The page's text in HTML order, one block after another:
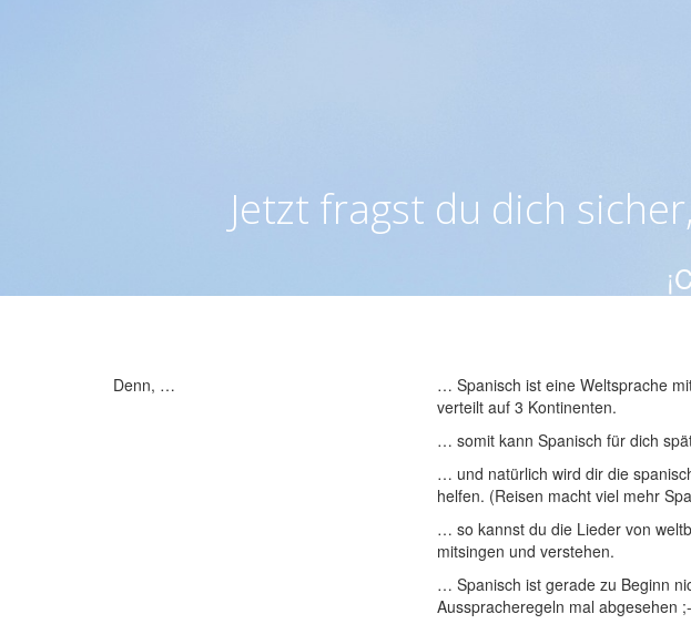
Jetzt fragst du dich
Denn, …
… Spanisch ist eine Weltsprache
verteilt auf 3 Kontinenten.
… somit kann Spanisch für dich
… und natürlich wird dir die
helfen. (Reisen macht viel mehr
… so kannst du die Lieder von
mitsingen und verstehen.
… Spanisch ist gerade zu Beginn
Ausspracheregeln mal abgesehen